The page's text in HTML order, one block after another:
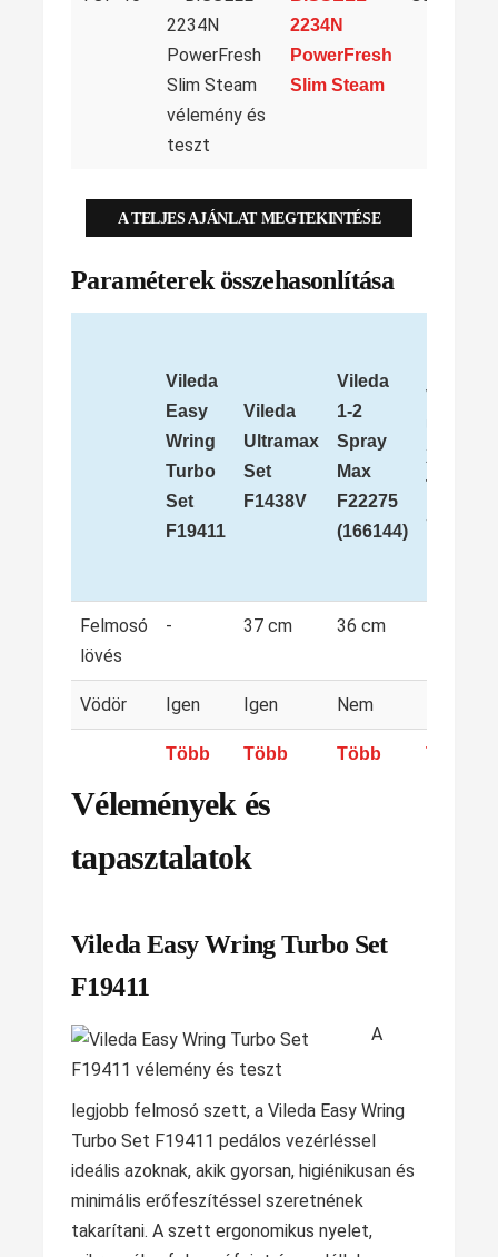
2234N
PowerFresh
Slim Steam
A TELJES AJÁNLAT MEGTEKINTÉSE
Paraméterek összehasonlítása
Vileda
Easy
Wring
Turbo
Set
F19411
Vileda
Ultramax
Set
F1438V
Vileda
1-2
Spray
Max
F22275
(166144)
Vileda
XL
Turbo
Set
Felmosó
lövés
- 37 cm 36 cm
Vödör Igen Igen Nem
Több Több Több Több
Vélemények és
tapasztalatok
Vileda Easy Wring Turbo Set
F19411
A
legjobb felmosó szett, a Vileda Easy Wring
Turbo Set F19411 pedálos vezérléssel
ideális azoknak, akik gyorsan, higiénikusan és
minimális erőfeszítéssel szeretnének
takarítani. A szett ergonomikus nyelet,